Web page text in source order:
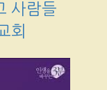
사람들
회